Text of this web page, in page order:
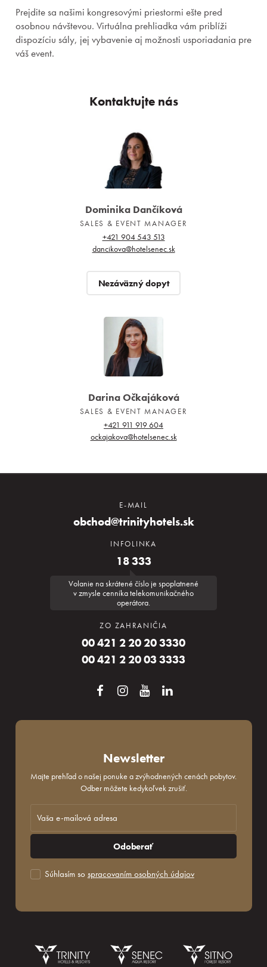
Kongresy
Eventy a teambuildingy
Prejdite sa našimi kongresovými priestormi ešte pred
osobnou návštevou. Virtuálna prehliadka vám priblíži
dispozíciu sály, jej vybavenie aj možnosti usporiadania pre
váš event.
Kontaktujte nás
Dominika Dančíková
SALES & EVENT MANAGER
+421 904 543 513
dancikova@hotelsenec.sk
Nezáväzný dopyt
Darina Očkajáková
SALES & EVENT MANAGER
+421 911 919 604
ockajakova@hotelsenec.sk
E-MAIL
obchod@trinityhotels.sk
INFOLINKA
18 333
Volanie na skrátené číslo je spoplatnené
v zmysle cenníka telekomunikačného
operátora.
ZO ZAHRANIČIA
00 421 2 20 20 3330
00 421 2 20 03 3333
Newsletter
Majte prehľad o našej ponuke a zvýhodnených cenách pobytov.
Odber môžete kedykoľvek zrušiť.
Odoberať
Súhlasím so spracovaním osobných údajov